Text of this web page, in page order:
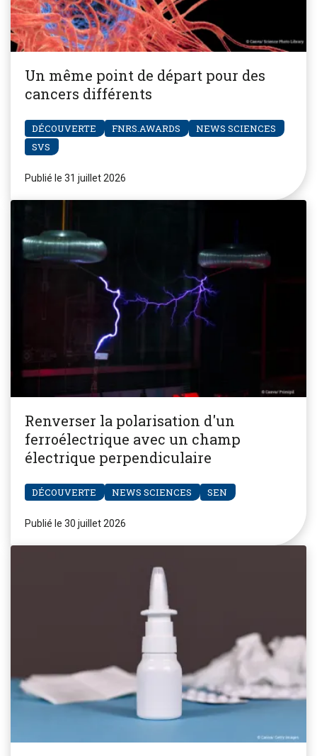
Un même point de départ pour des
cancers différents
DÉCOUVERTE FNRS.AWARDS
NEWS SCIENCES
SVS
Publié le 31 juillet 2026
Renverser la polarisation d'un
ferroélectrique avec un champ
électrique perpendiculaire
DÉCOUVERTE NEWS SCIENCES SEN
Publié le 30 juillet 2026